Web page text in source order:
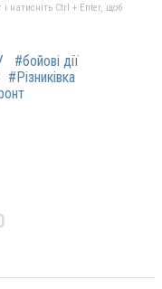
натисніть Ctrl + Enter, щоб
#бойові дії
#Різниківка